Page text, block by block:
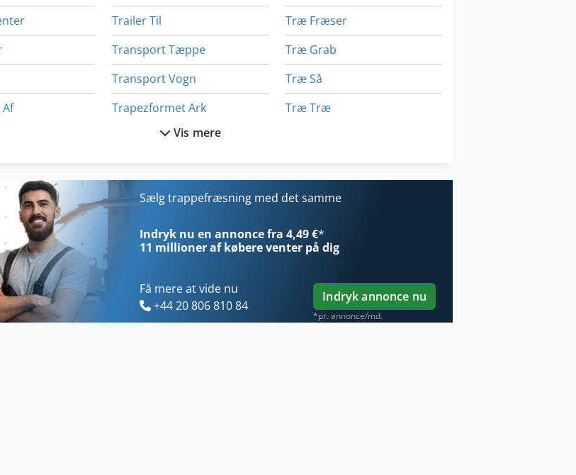
Trailer Til
Transport Tæppe
Transport Vogn
Trapezformet Ark
Tre Kniv Trimmer
Trumabend V 50
Træ Fræser
Træ Grab
Træ Så
Træ Træ
Vis mere
Sælg trappefræsning med det samme
Indryk nu en annonce fra 4,49 €*
11 millioner af købereventer på dig
Få mere at vide nu
+44 20 806 810 84
Indryk annonce nu
*pr. annonce/md.